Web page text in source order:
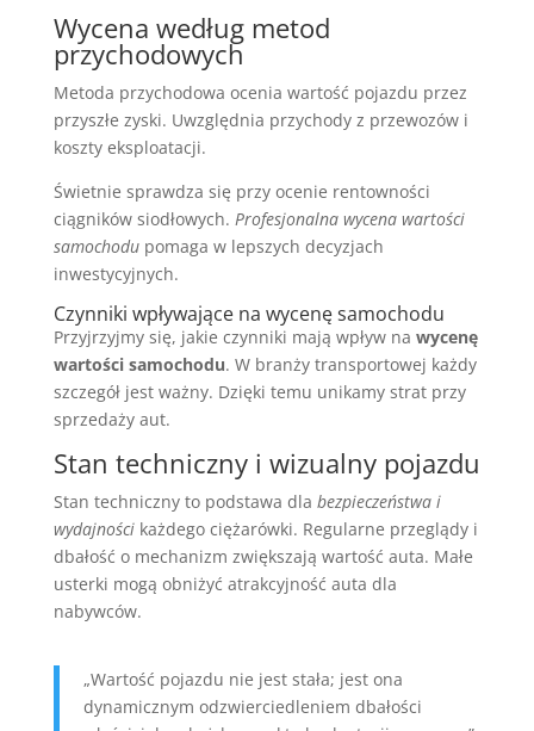
Wycena według metod
przychodowych
Metoda przychodowa ocenia wartość pojazdu przez
przyszłe zyski. Uwzględnia przychody z przewozów i
koszty eksploatacji.
Świetnie sprawdza się przy ocenie rentowności
ciągników siodłowych. Profesjonalna wycena wartości
samochodupomaga w lepszych decyzjach
inwestycyjnych.
Czynniki wpływające na wycenę samochodu
Przyjrzyjmy się, jakie czynniki mają wpływ na wycenę
wartości samochodu. W branży transportowej każdy
szczegół jest ważny. Dzięki temu unikamy strat przy
sprzedaży aut.
Stan techniczny i wizualny pojazdu
Stan techniczny to podstawa dla bezpieczeństwa i
wydajnościkażdego ciężarówki. Regularne przeglądy i
dbałość o mechanizm zwiększają wartość auta. Małe
usterki mogą obniżyć atrakcyjność auta dla
nabywców.
„Wartość pojazdu nie jest stała; jest ona
dynamicznym odzwierciedleniem dbałości